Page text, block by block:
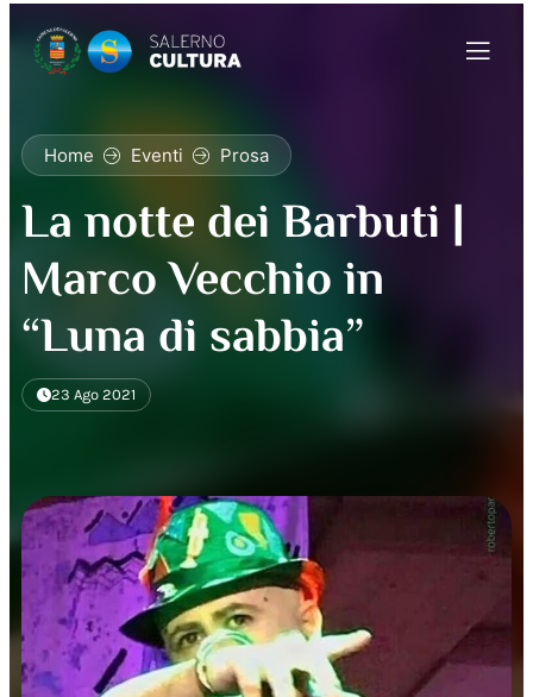
Home Eventi Prosa
La notte dei Barbuti |
Marco Vecchio in
“Luna di sabbia”
23 Ago 2021